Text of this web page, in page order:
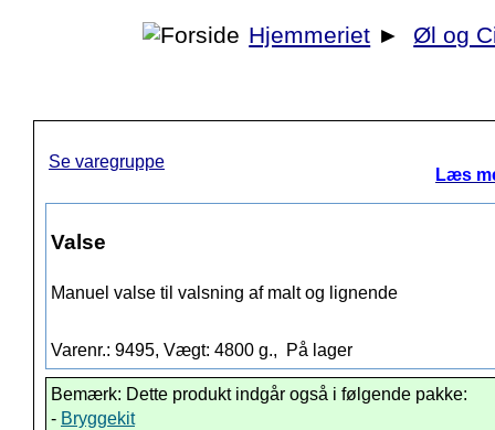
Hjemmeriet ► Øl og
Se varegruppe
Læs
Valse
Manuel valse til valsning af malt og lignende
Varenr.: 9495, Vægt: 4800 g., På lager
Bemærk: Dette produkt indgår også i følgende pakke:
- Bryggekit